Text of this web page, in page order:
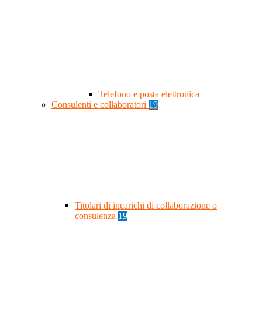
Telefono e posta elettronica
Consulenti e collaboratori 19
Titolari di incarichi di collaborazione o
consulenza 19